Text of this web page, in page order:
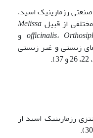
رزمارینیک اسید،
از قبیل Melissa
officinalis،
و
زیستی و غیر زیستی
رزمارینیک اسید از